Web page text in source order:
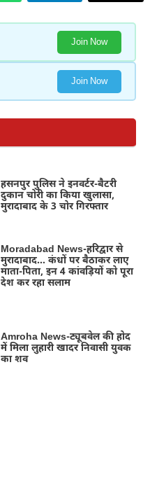
Join Now
Join Now
हसनपुर पुलिस ने इनवर्टर-बैटरी
दुकान चोरी का किया खुलासा,
मुरादाबाद के 3 चोर गिरफ्तार
Moradabad News-हरिद्वार से
मुरादाबाद… कंधों पर बैठाकर लाए
माता-पिता, इन 4 कांवड़ियों को पूरा
देश कर रहा सलाम
Amroha News-ट्यूबवेल की होद
में मिला लुहारी खादर निवासी युवक
का शव